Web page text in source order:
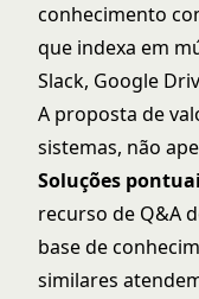
conhecimento
que indexa em
Slack, Google
A proposta de
sistemas, não
Soluções
recurso de Q&A
base de
similares